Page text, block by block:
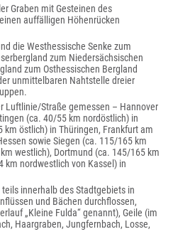
Graben mit Gesteinen des
auffälligen Höhenrücken
die Westhessische Senke zum
zum Niedersächsischen
zum Osthessischen Bergland
unmittelbaren Nahtstelle dreier
Luftlinie/Straße gemessen – Hannover
(ca. 40/55 km nordöstlich) in
östlich) in Thüringen, Frankfurt am
sowie Siegen (ca. 115/165 km
westlich), Dortmund (ca. 145/165 km
km nordwestlich von Kassel) in
innerhalb des Stadtgebiets in
und Bächen durchflossen,
„Kleine Fulda“ genannt), Geile (im
Haargraben, Jungfernbach, Losse,